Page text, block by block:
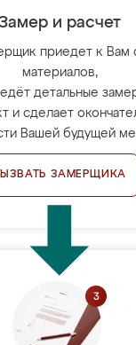
Замер и расчет
приедет к Вам
материалов,
детальные
и сделает
Вашей будущей
ЗАМЕРЩИКА